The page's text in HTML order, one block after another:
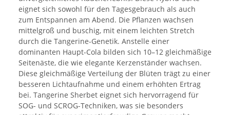
eignet sich sowohl für den Tagesgebrauch als auch
zum Entspannen am Abend. Die Pflanzen wachsen
mittelgroß und buschig, mit einem leichten Stretch
durch die Tangerine-Genetik. Anstelle einer
dominanten Haupt-Cola bilden sich 10–12 gleichmäßige
Seitenäste, die wie elegante Kerzenständer wachsen.
Diese gleichmäßige Verteilung der Blüten trägt zu einer
besseren Lichtaufnahme und einem erhöhten Ertrag
bei. Tangerine Sherbet eignet sich hervorragend für
SOG- und SCROG-Techniken, was sie besonders